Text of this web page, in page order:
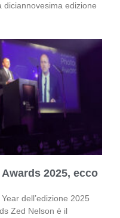
diciannovesima edizione
2025, ecco
dell’edizione 2025
Zed Nelson è il